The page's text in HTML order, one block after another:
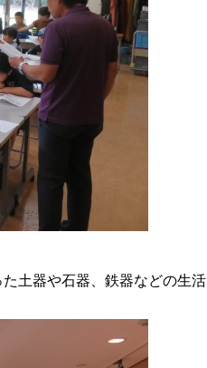
土器や石器、鉄器などの生活